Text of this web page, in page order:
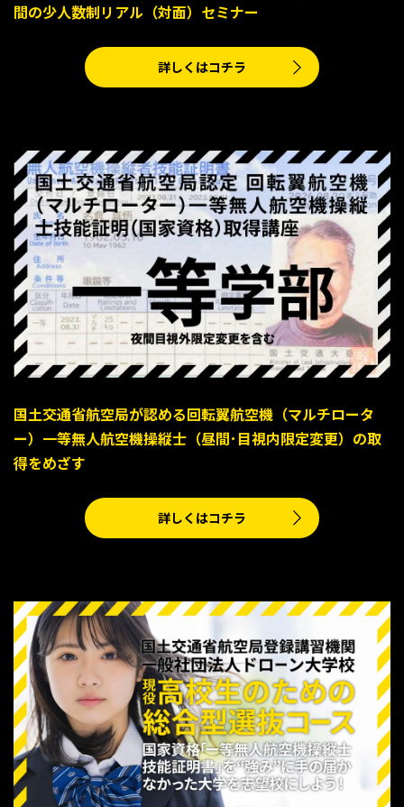
間の少人数制リアル（対面）セミナー
詳しくはコチラ
国土交通省航空局が認める回転翼航空機（マルチロータ
ー）一等無人航空機操縦士（昼間･目視内限定変更）の取
得をめざす
詳しくはコチラ